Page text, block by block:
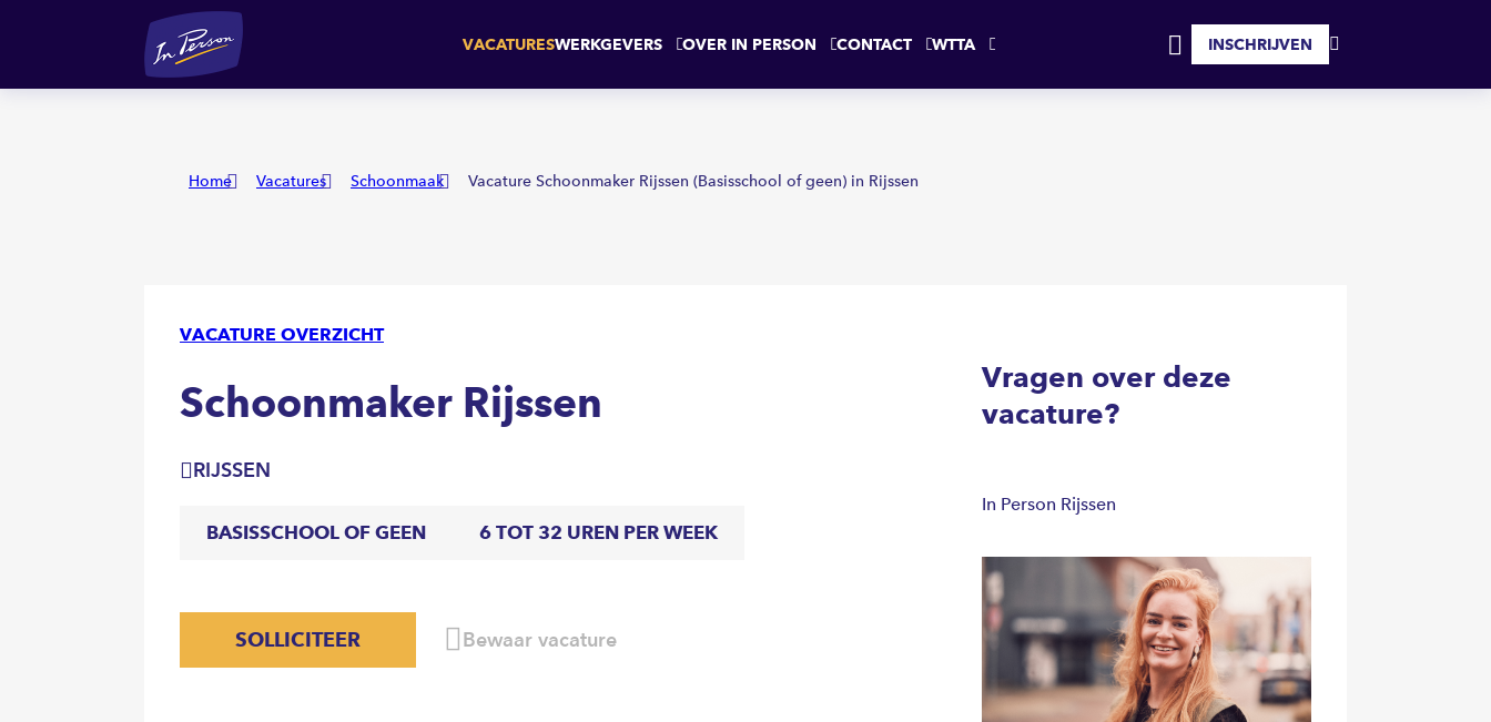
VACATURESWERKGEVERS OVER IN PERSON CONTACT WTTA
MIJN
INSCHRIJVEN
Home Vacatures Schoonmaak Vacature Schoonmaker Rijssen (Basisschool of geen) in Rijssen
VACATURE OVERZICHT
Schoonmaker Rijssen
RIJSSEN
BASISSCHOOL OF GEEN 6 TOT 32 UREN PER WEEK
SOLLICITEER Bewaar vacature
Vragen over deze
vacature?
In Person Rijssen
Schoonmaker Rijssen RIJSSEN SOLLICITEER